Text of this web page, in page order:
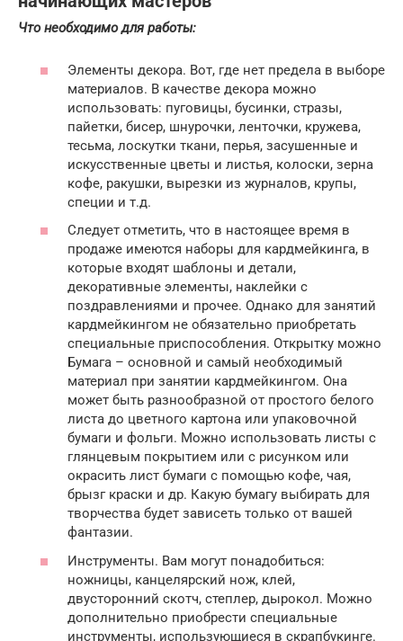
Что необходимо для работы:
Элементы декора. Вот, где нет предела в выборе
материалов. В качестве декора можно
использовать: пуговицы, бусинки, стразы,
пайетки, бисер, шнурочки, ленточки, кружева,
тесьма, лоскутки ткани, перья, засушенные и
искусственные цветы и листья, колоски, зерна
кофе, ракушки, вырезки из журналов, крупы,
специи и т.д.
Следует отметить, что в настоящее время в
продаже имеются наборы для кардмейкинга, в
которые входят шаблоны и детали,
декоративные элементы, наклейки с
поздравлениями и прочее. Однако для занятий
кардмейкингом не обязательно приобретать
специальные приспособления. Открытку можно
Бумага – основной и самый необходимый
материал при занятии кардмейкингом. Она
может быть разнообразной от простого белого
листа до цветного картона или упаковочной
бумаги и фольги. Можно использовать листы с
глянцевым покрытием или с рисунком или
окрасить лист бумаги с помощью кофе, чая,
брызг краски и др. Какую бумагу выбирать для
творчества будет зависеть только от вашей
фантазии.
Инструменты. Вам могут понадобиться:
ножницы, канцелярский нож, клей,
двусторонний скотч, степлер, дырокол. Можно
дополнительно приобрести специальные
инструменты, использующиеся в скрапбукинге.